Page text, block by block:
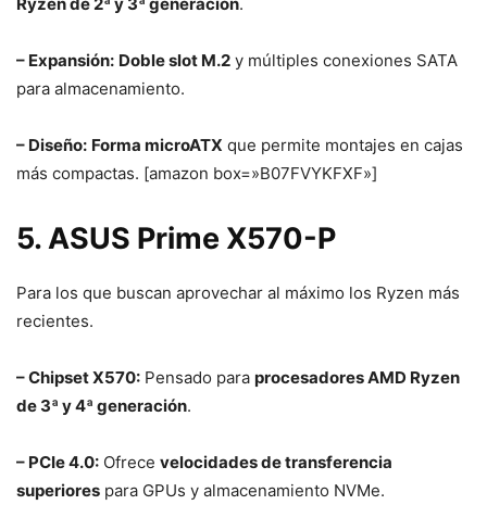
– Expansión: Doble slot M.2 y múltiples conexiones SATA
para almacenamiento.
– Diseño: Forma microATX que permite montajes en cajas
más compactas. [amazon box=»B07FVYKFXF»]
5. ASUS Prime X570-P
Para los que buscan aprovechar al máximo los Ryzen más
recientes.
– Chipset X570: Pensado para procesadores AMD Ryzen
de 3ª y 4ª generación.
– PCIe 4.0: Ofrece velocidades de transferencia
superiores para GPUs y almacenamiento NVMe.